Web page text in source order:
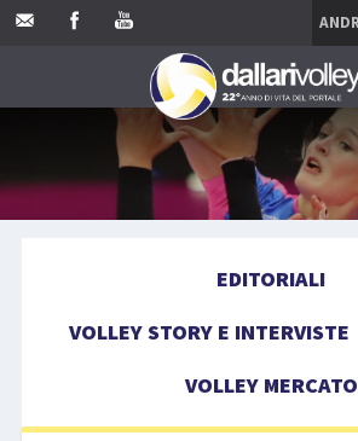
HOME
EDITORIALI
VOLLEY STORY E INTERVISTE
VOLLEY MERCATO